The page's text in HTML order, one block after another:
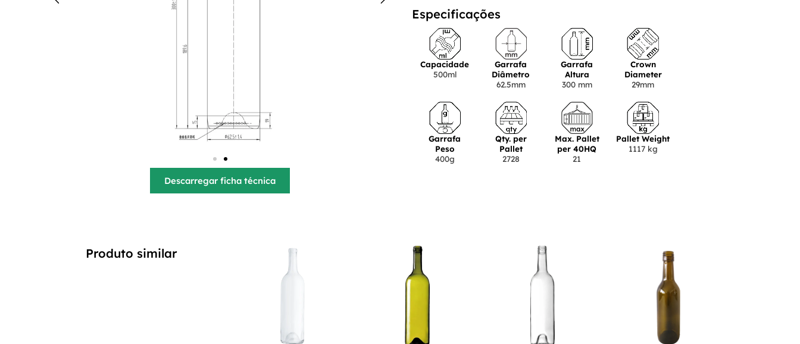
Descarregar ficha técnica
Especificações
Capacidade
500ml
Garrafa
Diâmetro
62.5mm
Garrafa
Altura
300 mm
Crown
Diameter
29mm
Garrafa
Peso
400g
Qty. per
Pallet
2728
Max. Pallet
per 40HQ
21
Pallet Weight
1117 kg
Produto similar